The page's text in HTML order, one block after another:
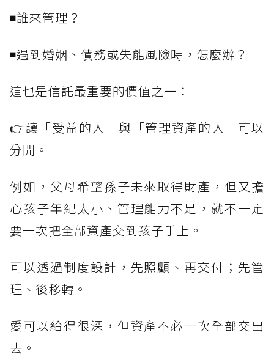
◾誰來管理？
◾遇到婚姻、債務或失能風險時，怎麼辦？
這也是信託最重要的價值之一：
👉讓「受益的人」與「管理資產的人」可以
分開。
例如，父母希望孫子未來取得財產，但又擔
心孩子年紀太小、管理能力不足，就不一定
要一次把全部資產交到孩子手上。
可以透過制度設計，先照顧、再交付；先管
理、後移轉。
愛可以給得很深，但資產不必一次全部交出
去。